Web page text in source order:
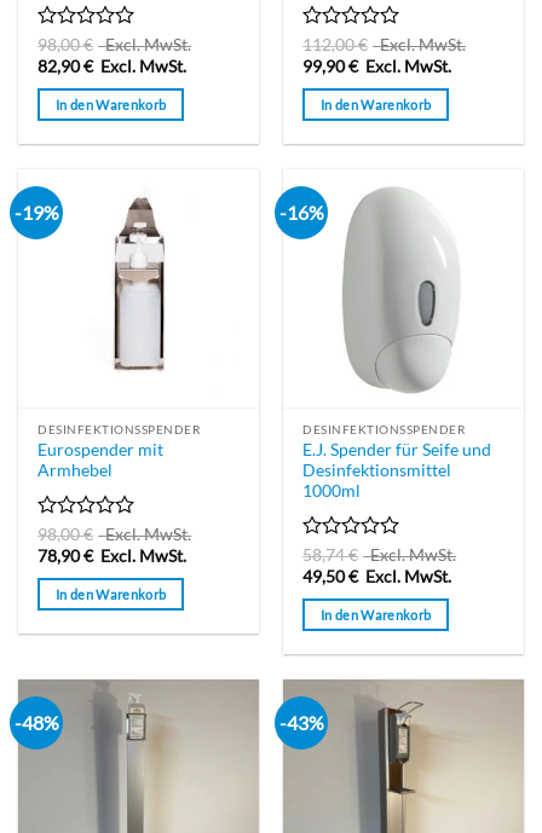
Bewertet
mit
von
5
98,00€
Excl. MwSt.
82,90€ Excl. MwSt.
In den Warenkorb
Bewertet
mit
von
5
112,00€
Excl. MwSt.
99,90€ Excl. MwSt.
In den Warenkorb
-19%
DESINFEKTIONSSPENDER
Eurospender mit
Armhebel
Bewertet
mit
von
5
98,00€
Excl. MwSt.
78,90€ Excl. MwSt.
In den Warenkorb
-16%
DESINFEKTIONSSPENDER
E.J. Spender für Seife und
Desinfektionsmittel
1000ml
Bewertet
mit
von
5
58,74€
Excl. MwSt.
49,50€ Excl. MwSt.
In den Warenkorb
-48% -43%